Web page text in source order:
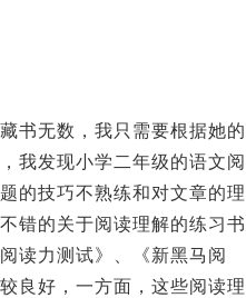
书无数，我只需要根据她的
我发现小学二年级的语文阅
的技巧不熟练和对文章的理
错的关于阅读理解的练习书
读力测试》、《新黑马阅
良好，一方面，这些阅读理